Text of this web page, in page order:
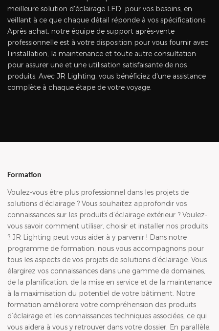
meilleure solution d'éclairage LED. pour vos besoins, en
veillant à ce que chaque détail réponde à vos spécifications.
Après achat, notre équipe de support après-vente
professionnelle est à votre disposition pour vous fournir avec
l’installation, la maintenance et toute autre consultation
pour assurer une et une utilisation satisfaisante de nos
produits. Avec JR Lighting, vous bénéficiez d'une assistance
complète à chaque étape de votre voyage.
Formation
Voulez-vous être plus professionnel dans les projets de
solutions d’éclairage ? Vous souhaitez approfondir vos
connaissances sur les produits d’éclairage extérieur ? Voulez-
vous savoir comment utiliser, choisir et installer nos produits
? JR Lighting peut vous aider à y parvenir ! Dans notre
programme de formation, nous vous accompagnons pour
tous les aspects de vos projets de solutions d’éclairage. Vous
élargirez vos connaissances dans une gamme de domaines,
de la planification, de la mise en service et de la maintenance
à la maximisation du potentiel de votre bâtiment. Notre
formation améliorera votre compréhension des produits
d’éclairage et les connaissances techniques associées, ce qui
vous aidera à vous y retrouver dans votre dossier. En parallèle,